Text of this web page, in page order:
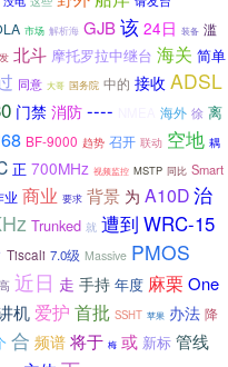
市场 解析海 GJB该 24日 装备 滥
北斗 摩托罗拉中继台 海关 简单
同意 大哥 国务院 中的 接收 ADSL
门禁 消防 ---- 海外 徐 离
BF-9000 趋势 召开 联动 空地 耦
正 700MHz 视频监控 MSTP 同比 Smart
业 商业 要求 背景 为 A10D治
Trunked 就 遭到 WRC-15
Tiscali 7.0级 Massive PMOS
近日 走 手持 年度 麻栗 One
机爱护 首批 SSHT 苹果 办法 降
合 频谱 将于 梅 或 新标 管线